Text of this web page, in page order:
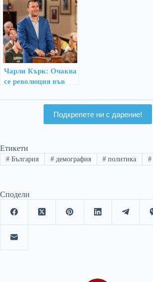
Чарли Кърк: Очаква
се революция във
Подкрепете ни с дарение!
Етикети
#България #демография # политика #
Сподели